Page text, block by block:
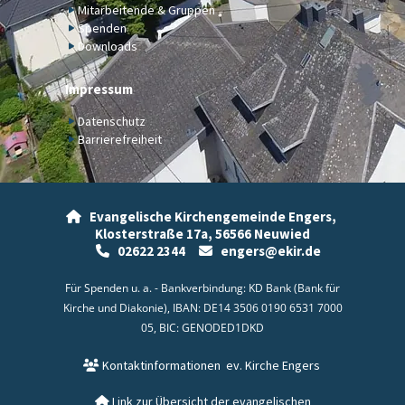
Mitarbeitende & Gruppen
Spenden
Downloads
Impressum
Datenschutz
Barrierefreiheit

Evangelische Kirchengemeinde Engers,
Klosterstraße 17a, 56566 Neuwied
02622 2344 engers@ekir.de
Für Spenden u. a. - Bankverbindung: KD Bank (Bank für
Kirche und Diakonie), IBAN: DE14 3506 0190 6531 7000
05, BIC: GENODED1DKD
Kontaktinformationen ev. Kirche Engers
Link zur Übersicht der evangelischen